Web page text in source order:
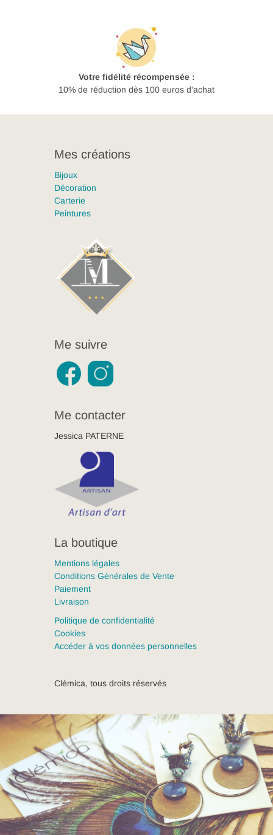
Votre fidélité récompensée :
10% de réduction dès 100 euros d'achat
Mes créations
Bijoux
Décoration
Carterie
Peintures
Me suivre
Me contacter
Jessica PATERNE
La boutique
Mentions légales
Conditions Générales de Vente
Paiement
Livraison
Politique de confidentialité
Cookies
Accéder à vos données personnelles
Clémica, tous droits réservés